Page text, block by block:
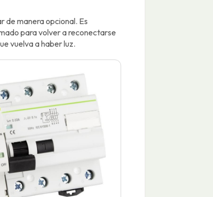
de manera opcional. Es
para volver a reconectarse
vuelva a haber luz.